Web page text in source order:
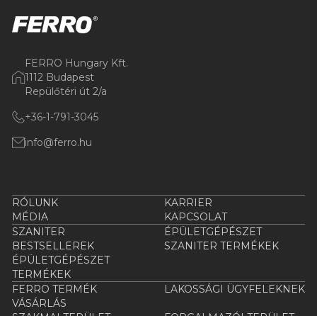
FERRO Hungary Kft.
1112 Budapest
Repülőtéri út 2/a
+36-1-791-3045
info@ferro.hu
RÓLUNK
KARRIER
MÉDIA
KAPCSOLAT
SZANITER
ÉPÜLETGÉPÉSZET
BESTSELLEREK
SZANITER TERMÉKEK
ÉPÜLETGÉPÉSZET
TERMÉKEK
FERRO TERMÉK
VÁSÁRLÁS
LAKOSSÁGI ÜGYFELEKNEK